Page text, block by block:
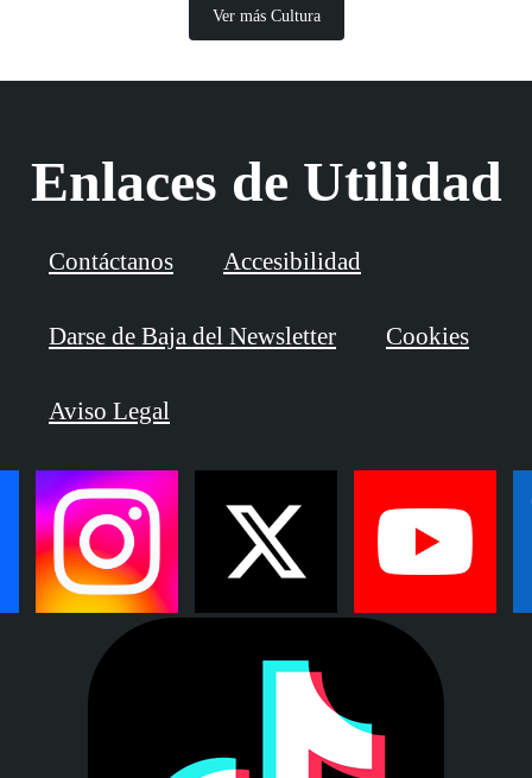
Ver más Cultura
Enlaces de Utilidad
Contáctanos Accesibilidad
Darse de Baja del Newsletter Cookies
Aviso Legal